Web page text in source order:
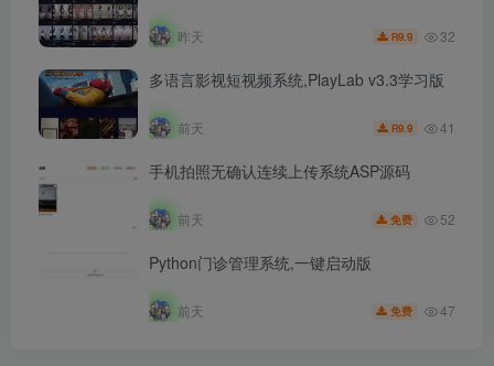
昨天 R9.9 32
多语言影视短视频系统,PlayLab v3.3学习版
前天 R9.9 41
手机拍照无确认连续上传系统ASP源码
前天 免费 52
Python门诊管理系统,一键启动版
前天 免费 47